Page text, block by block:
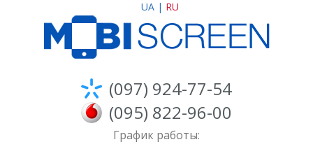
UA | RU
(097) 924-77-54
(095) 822-96-00
График работы: